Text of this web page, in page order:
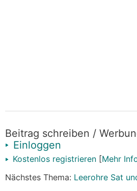
Beitrag schreiben /
Einloggen
Kostenlos registrieren [Mehr
Nächstes Thema: Leerohre Sat